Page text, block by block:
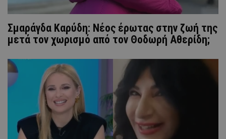
Σμαράγδα Καρύδη: Νέος έρωτας στην ζωή της
μετά τον χωρισμό από τον Θοδωρή Αθερίδη;